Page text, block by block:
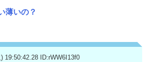
薄いの？
19:50:42.28 ID:rWW6I13f0